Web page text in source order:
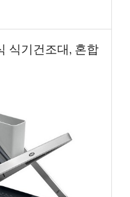
식기건조대, 혼합